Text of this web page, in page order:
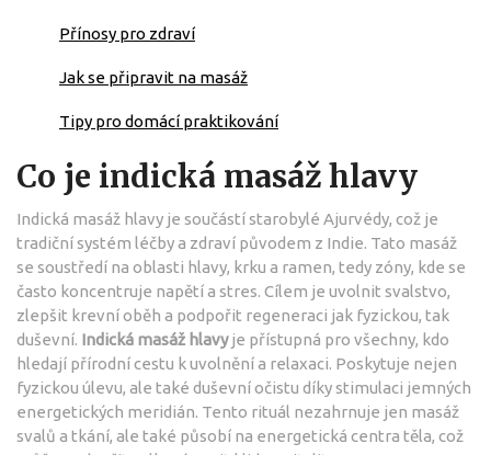
Přínosy pro zdraví
Jak se připravit na masáž
Tipy pro domácí praktikování
Co je indická masáž hlavy
Indická masáž hlavy je součástí starobylé Ajurvédy, což je
tradiční systém léčby a zdraví původem z Indie. Tato masáž
se soustředí na oblasti hlavy, krku a ramen, tedy zóny, kde se
často koncentruje napětí a stres. Cílem je uvolnit svalstvo,
zlepšit krevní oběh a podpořit regeneraci jak fyzickou, tak
duševní. Indická masáž hlavyje přístupná pro všechny, kdo
hledají přírodní cestu k uvolnění a relaxaci. Poskytuje nejen
fyzickou úlevu, ale také duševní očistu díky stimulaci jemných
energetických meridián. Tento rituál nezahrnuje jen masáž
svalů a tkání, ale také působí na energetická centra těla, což